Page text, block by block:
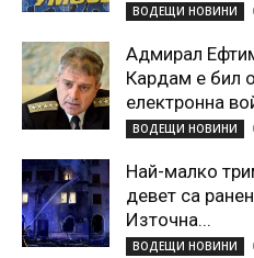
ВОДЕЩИ НОВИНИ
Адмирал
Кардам е бил
електронна
ВОДЕЩИ НОВИНИ
Най-малко
девет са
Източна...
ВОДЕЩИ НОВИНИ